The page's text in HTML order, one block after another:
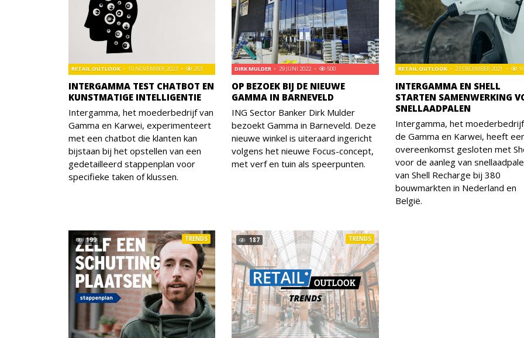
INTERGAMMA TEST CHATBOT EN
KUNSTMATIGE INTELLIGENTIE
RETAIL OUTLOOK 10 NOVEMBER 2023 253
Intergamma, het moederbedrijf van
Gamma en Karwei, experimenteert
met een chatbot die klanten kan
bijstaan bij het opstellen van een
gedetailleerd stappenplan voor
specifieke taken of klussen.
OP BEZOEK BIJ DE NIEUWE
GAMMA IN BARNEVELD
DIRK MULDER 29 JUNI 2022 500
ING Sector Banker Dirk Mulder
bezoekt Gamma in Barneveld. Deze
nieuwe winkel is uiteraard ingericht
volgens het nieuwe Focus-concept,
met verf en tuin als speerpunten.
INTERGAMMA EN SHELL
STARTEN SAMENWERKING
SNELLAADPALEN
RETAIL OUTLOOK 23 DECEMBER 2021
Intergamma, het
de Gamma en Karwei, heeft
overeenkomst gesloten met
voor de aanleg van
van Shell Recharge bij 380
bouwmarkten in Nederland en
België.
199 TRENDS 187 TRENDS